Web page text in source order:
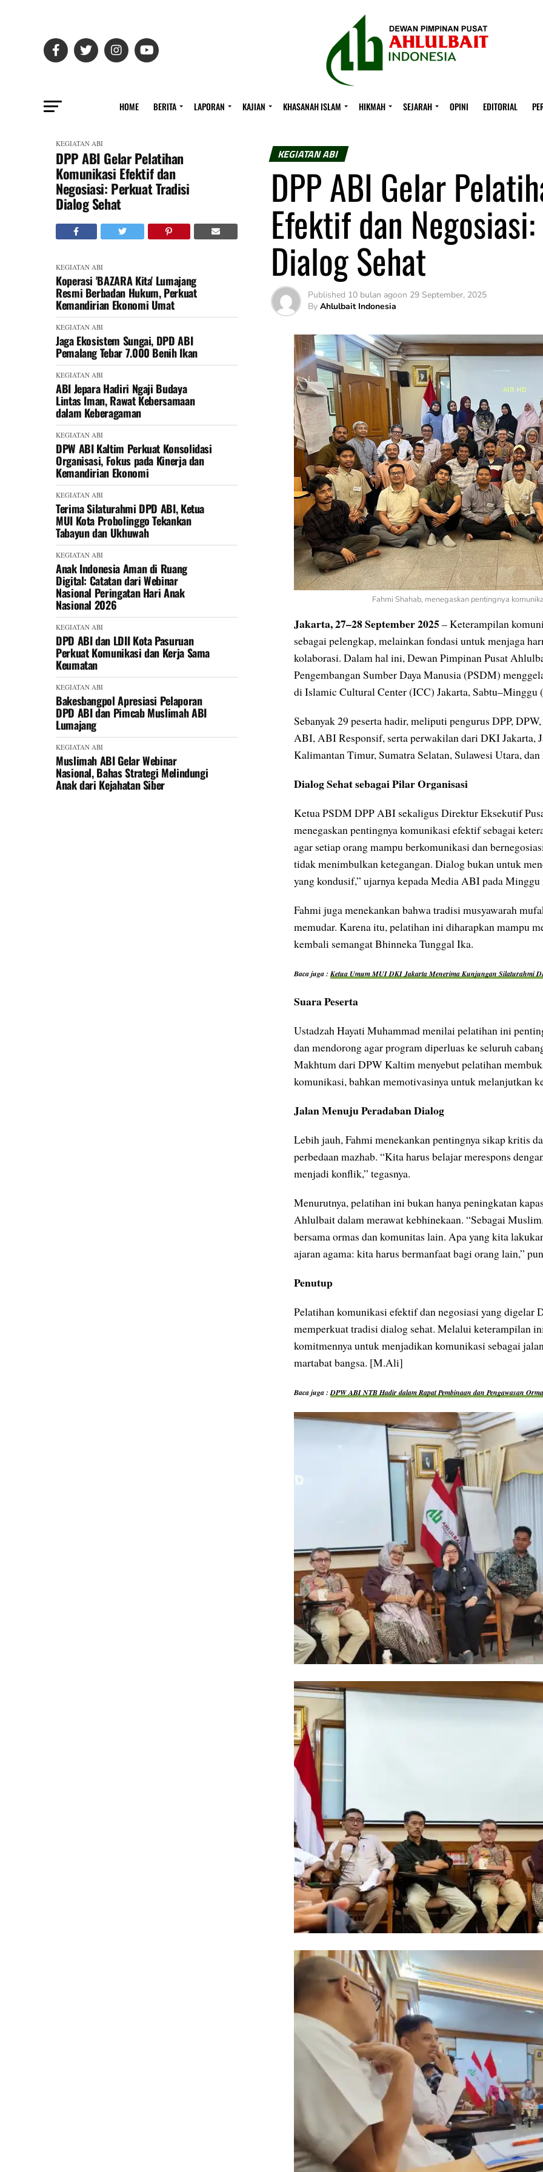
HOME BERITA LAPORAN KAJIAN KHASANAH ISLAM HIKMAH SEJARAH OPINI EDITORIAL
KEGIATAN ABI
DPP ABI Gelar Pelatihan
Komunikasi Efektif dan
Negosiasi: Perkuat Tradisi
Dialog Sehat
KEGIATAN ABI
Koperasi 'BAZARA Kita' Lumajang
Resmi Berbadan Hukum, Perkuat
Kemandirian Ekonomi Umat
KEGIATAN ABI
Jaga Ekosistem Sungai, DPD ABI
Pemalang Tebar 7.000 Benih Ikan
KEGIATAN ABI
ABI Jepara Hadiri Ngaji Budaya
Lintas Iman, Rawat Kebersamaan
dalam Keberagaman
KEGIATAN ABI
DPW ABI Kaltim Perkuat Konsolidasi
Organisasi, Fokus pada Kinerja dan
Kemandirian Ekonomi
KEGIATAN ABI
Terima Silaturahmi DPD ABI, Ketua
MUI Kota Probolinggo Tekankan
Tabayun dan Ukhuwah
KEGIATAN ABI
Anak Indonesia Aman di Ruang
Digital: Catatan dari Webinar
Nasional Peringatan Hari Anak
Nasional 2026
KEGIATAN ABI
DPD ABI dan LDII Kota Pasuruan
Perkuat Komunikasi dan Kerja Sama
Keumatan
KEGIATAN ABI
Bakesbangpol Apresiasi Pelaporan
DPD ABI dan Pimcab Muslimah ABI
Lumajang
KEGIATAN ABI
Muslimah ABI Gelar Webinar
Nasional, Bahas Strategi Melindungi
Anak dari Kejahatan Siber
KEGIATAN ABI
DPP ABI Gelar
Efektif dan
Dialog Sehat
Published 10 bulan agoon 29 September, 2025
By Ahlulbait Indonesia
Fahmi Shahab, menegaskan pentingnya
Jakarta, 27–28 September 2025– Keterampilan
sebagai pelengkap, melainkan fondasi untuk menjaga
kolaborasi. Dalam hal ini, Dewan Pimpinan Pusat
Pengembangan Sumber Daya Manusia (PSDM)
di Islamic Cultural Center (ICC) Jakarta, Sabtu–Minggu
Sebanyak 29 peserta hadir, meliputi pengurus DPP,
ABI, ABI Responsif, serta perwakilan dari DKI Jakarta,
Kalimantan Timur, Sumatra Selatan, Sulawesi Utara,
Dialog Sehat sebagai Pilar Organisasi
Ketua PSDM DPP ABI sekaligus Direktur Eksekutif
menegaskan pentingnya komunikasi efektif sebagai
agar setiap orang mampu berkomunikasi dan
tidak menimbulkan ketegangan. Dialog bukan untuk
yang kondusif,” ujarnya kepada Media ABI pada
Fahmi juga menekankan bahwa tradisi musyawarah
memudar. Karena itu, pelatihan ini diharapkan mampu
kembali semangat Bhinneka Tunggal Ika.
Baca juga : Ketua Umum MUI DKI Jakarta Menerima Kunjungan Silaturahmi
Suara Peserta
Ustadzah Hayati Muhammad menilai pelatihan ini
dan mendorong agar program diperluas ke seluruh
Makhtum dari DPW Kaltim menyebut pelatihan
komunikasi, bahkan memotivasinya untuk melanjutkan
Jalan Menuju Peradaban Dialog
Lebih jauh, Fahmi menekankan pentingnya sikap kritis
perbedaan mazhab. “Kita harus belajar merespons
menjadi konflik,” tegasnya.
Menurutnya, pelatihan ini bukan hanya peningkatan
Ahlulbait dalam merawat kebhinekaan. “Sebagai
bersama ormas dan komunitas lain. Apa yang kita
ajaran agama: kita harus bermanfaat bagi orang lain,”
Penutup
Pelatihan komunikasi efektif dan negosiasi yang digelar
memperkuat tradisi dialog sehat. Melalui keterampilan
komitmennya untuk menjadikan komunikasi sebagai
martabat bangsa. [M.Ali]
Baca juga :DPW ABI NTB Hadir dalam Rapat Pembinaan dan Pengawasan